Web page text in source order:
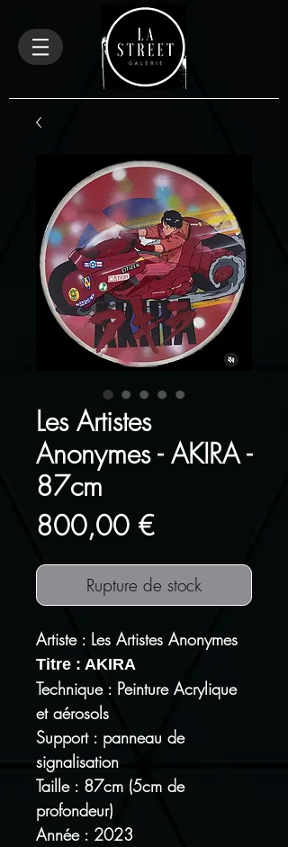
Les Artistes
Anonymes - AKIRA -
87cm
800,00 €Prix
Rupture de stock
Artiste : Les Artistes Anonymes
Titre : AKIRA
Technique : Peinture Acrylique
et aérosols
Support : panneau de
signalisation
Taille : 87cm (5cm de
profondeur)
Année : 2023